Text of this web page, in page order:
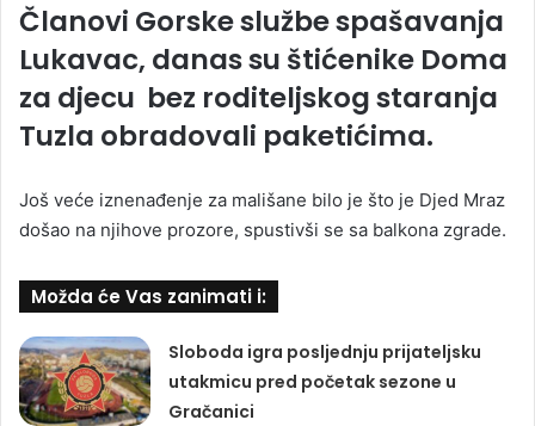
Članovi Gorske službe spašavanja
Lukavac, danas su štićenike Doma
za djecu bez roditeljskog staranja
Tuzla obradovali paketićima.
Još veće iznenađenje za mališane bilo je što je Djed Mraz
došao na njihove prozore, spustivši se sa balkona zgrade.
Možda će Vas zanimati i:
Sloboda igra posljednju prijateljsku
utakmicu pred početak sezone u
Gračanici